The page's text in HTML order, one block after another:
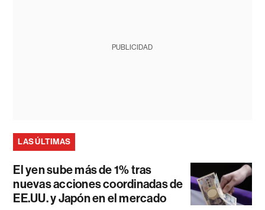
PUBLICIDAD
LAS ÚLTIMAS
El yen sube más de 1% tras
nuevas acciones coordinadas de
EE.UU. y Japón en el mercado